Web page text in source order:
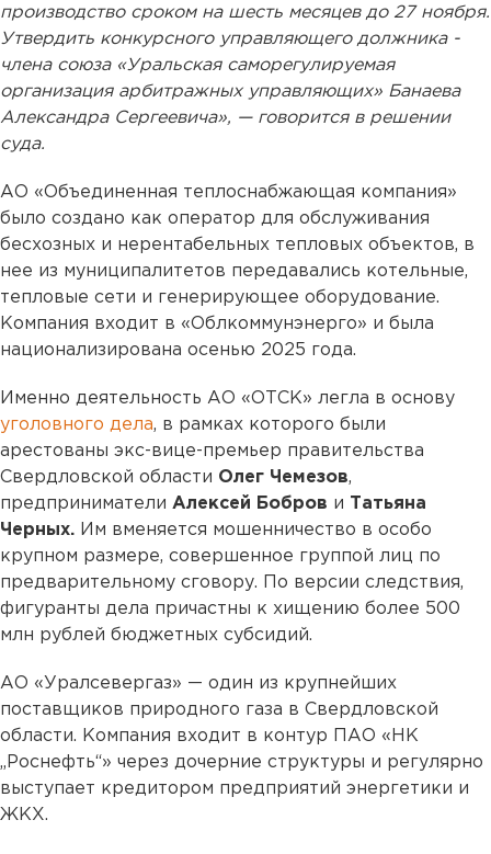
производство сроком на шесть месяцев до 27 ноября.
Утвердить конкурсного управляющего должника -
члена союза «Уральская саморегулируемая
организация арбитражных управляющих» Банаева
Александра Сергеевича», — говорится в решении
суда.
АО «Объединенная теплоснабжающая компания»
было создано как оператор для обслуживания
бесхозных и нерентабельных тепловых объектов, в
нее из муниципалитетов передавались котельные,
тепловые сети и генерирующее оборудование.
Компания входит в «Облкоммунэнерго» и была
национализирована осенью 2025 года.
Именно деятельность АО «ОТСК» легла в основу
уголовного дела, в рамках которого были
арестованы экс-вице-премьер правительства
Свердловской области Олег Чемезов,
предприниматели Алексей Бобров и Татьяна
Черных. Им вменяется мошенничество в особо
крупном размере, совершенное группой лиц по
предварительному сговору. По версии следствия,
фигуранты дела причастны к хищению более 500
млн рублей бюджетных субсидий.
АО «Уралсевергаз» — один из крупнейших
поставщиков природного газа в Свердловской
области. Компания входит в контур ПАО «НК
„Роснефть“» через дочерние структуры и регулярно
выступает кредитором предприятий энергетики и
ЖКХ.